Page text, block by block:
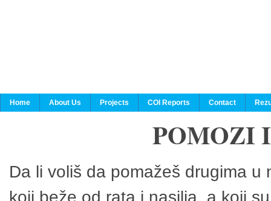
Home About Us Projects COI Reports Contact
POMOZI
Da li voliš da pomažeš drugima
koji beže od rata i nasilja, a koji